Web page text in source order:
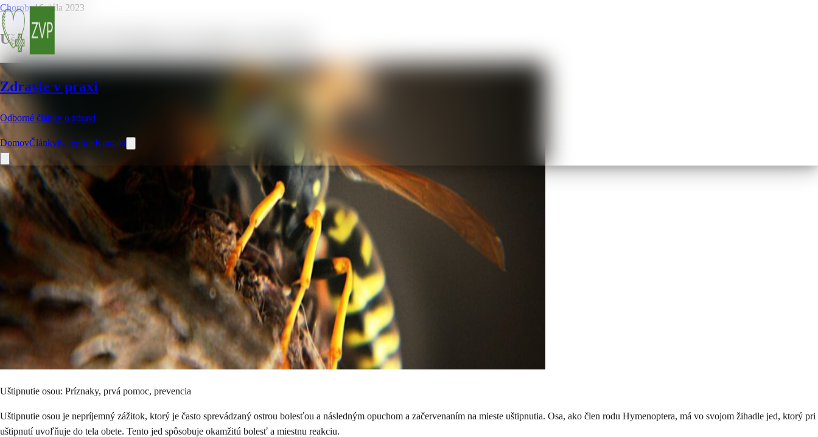
Zdravie v praxi
Odborné články o zdraví
DomovČlánkyKategórieKontakt
Choroby16. júla 2023
Uštipnutie osou: Príznaky, prvá pomoc, prevencia
Uštipnutie osou: Príznaky, prvá pomoc, prevencia
Uštipnutie osou je nepríjemný zážitok, ktorý je často sprevádzaný ostrou bolesťou a následným opuchom a začervenaním na mieste uštipnutia. Osa, ako člen rodu Hymenoptera, má vo svojom žihadle jed, ktorý pri
uštipnutí uvoľňuje do tela obete. Tento jed spôsobuje okamžitú bolesť a miestnu reakciu.